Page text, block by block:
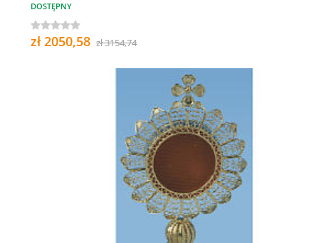
DOSTĘPNY
zł 2050,58 zł 3154,74